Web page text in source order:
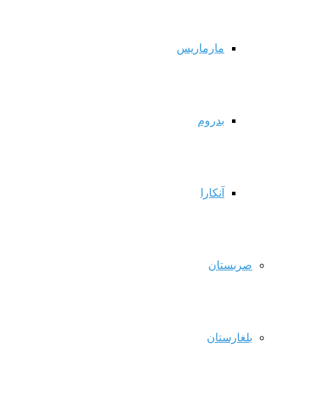
مارماریس
بدروم
آنکارا
صربستان
بلغارستان